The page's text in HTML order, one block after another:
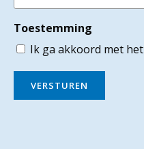
Toestemming
Ik ga akkoord met het
VERSTUREN